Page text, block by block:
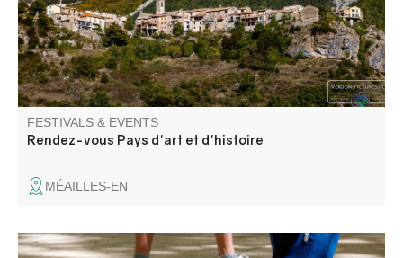
FESTIVALS & EVENTS
Rendez-vous Pays d'art et d'histoire
MÉAILLES-EN